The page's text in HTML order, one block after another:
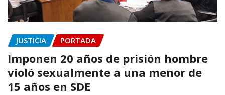
JUSTICIA PORTADA
Imponen 20 años de prisión hombre
violó sexualmente a una menor de
15 años en SDE